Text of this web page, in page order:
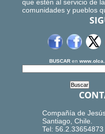
que estén al servicio de
comunidades y pueblos
BUSCAR en
Compañía de
Santiago, Chile.
Tel: 56.2.33654873